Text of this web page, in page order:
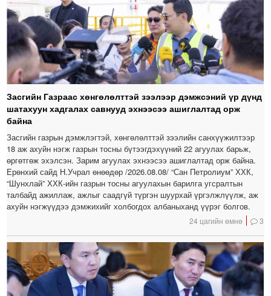
Засгийн Газраас хөнгөлөлттэй зээлээр дэмжсэний үр дүнд
шатахуун хадгалах савнууд эхнээсээ ашиглалтад орж
байна
Засгийн газрын дэмжлэгтэй, хөнгөлөлттэй зээлийн санхүүжилтээр
18 аж ахуйн нэгж газрын тосны бүтээгдэхүүний 22 агуулах барьж,
өргөтгөж эхэлсэн. Зарим агуулах эхнээсээ ашиглалтад орж байна.
Ерөнхий сайд Н.Учрал өнөөдөр /2026.08.08/ “Сан Петролиум” ХХК,
“Шунхлай” ХХК-ийн газрын тосны агуулахын барилга угсралтын
талбайд ажиллаж, ажлыг саадгүй түргэн шуурхай үргэлжлүүлж, аж
ахуйн нэгжүүдээ дэмжихийг холбогдох албаныханд үүрэг болгов.
24 цагийн өмнө 3